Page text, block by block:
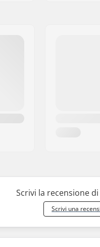
Scrivi la recensione
Scrivi una